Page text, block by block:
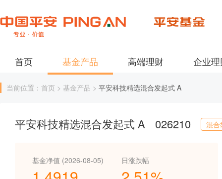
首页 基金产品 高端理财 企业
当前位置：首页 > 基金产品 > 平安科技精选混合发起式 A
平安科技精选混合发起式 A 026210 混合
基金净值 (2026-08-05) 日涨跌幅